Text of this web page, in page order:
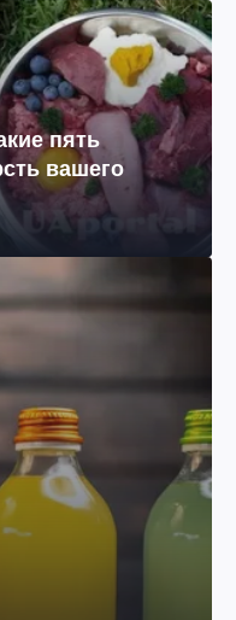
пять
вашего